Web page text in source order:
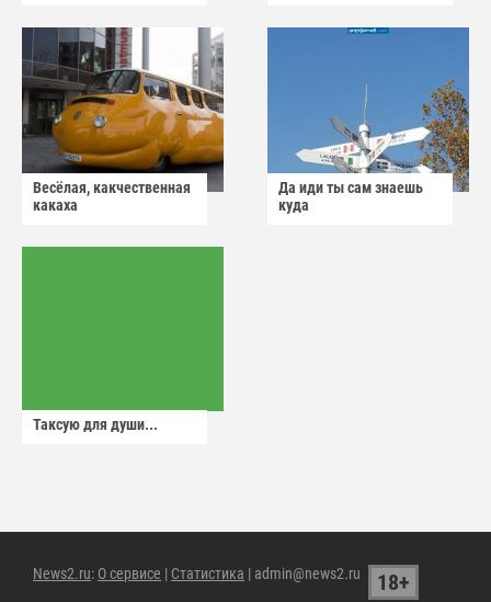
Весёлая, какчественная
какаха
Да иди ты сам знаешь
куда
Таксую для души...
News2.ru: О сервисе | Статистика | admin@news2.ru 18+